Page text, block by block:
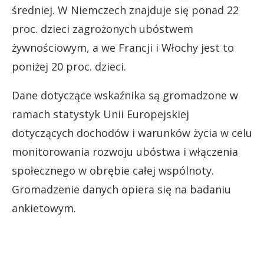
średniej. W Niemczech znajduje się ponad 22
proc. dzieci zagrożonych ubóstwem
żywnościowym, a we Francji i Włochy jest to
poniżej 20 proc. dzieci.
Dane dotyczące wskaźnika są gromadzone w
ramach statystyk Unii Europejskiej
dotyczących dochodów i warunków życia w celu
monitorowania rozwoju ubóstwa i włączenia
społecznego w obrębie całej wspólnoty.
Gromadzenie danych opiera się na badaniu
ankietowym.